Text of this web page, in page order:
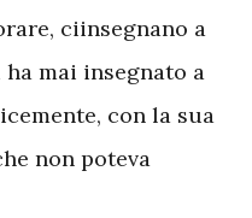
ciinsegnano a
mai insegnato a
con la sua
non poteva